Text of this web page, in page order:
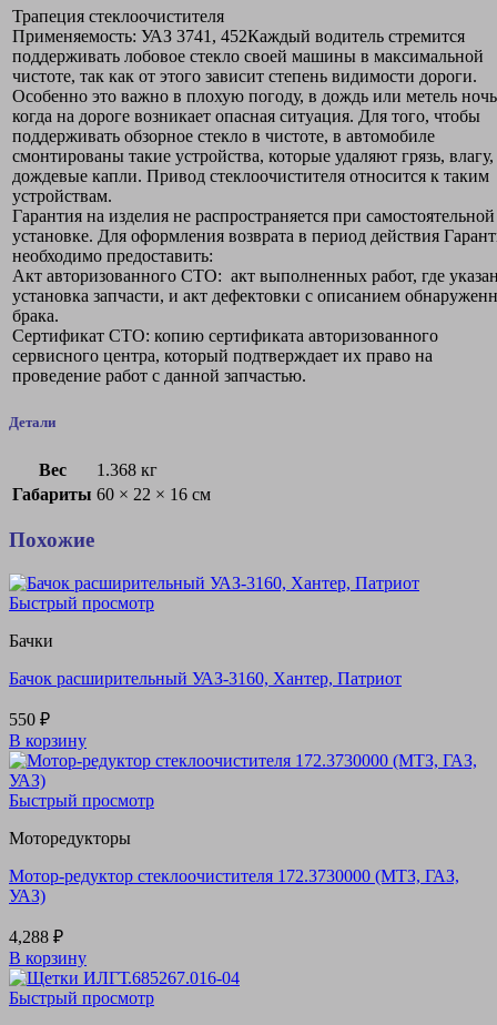
Трапеция стеклоочистителя
Применяемость: УАЗ 3741, 452Каждый водитель стремится
поддерживать лобовое стекло своей машины в максимальной
чистоте, так как от этого зависит степень видимости дороги.
Особенно это важно в плохую погоду, в дождь или метель
когда на дороге возникает опасная ситуация. Для того, чтобы
поддерживать обзорное стекло в чистоте, в автомобиле
смонтированы такие устройства, которые удаляют грязь, влагу,
дождевые капли. Привод стеклоочистителя относится к таким
устройствам.
Гарантия на изделия не распространяется при самостоятельной
установке. Для оформления возврата в период действия
необходимо предоставить:
Акт авторизованного СТО: акт выполненных работ, где
установка запчасти, и акт дефектовки с описанием
брака.
Сертификат СТО: копию сертификата авторизованного
сервисного центра, который подтверждает их право на
проведение работ с данной запчастью.
Детали
Вес
1.368 кг
Габариты 60 × 22 × 16 см
Похожие
Быстрый просмотр
Бачки
Бачок расширительный УАЗ-3160, Хантер, Патриот
550 ₽
В корзину
Быстрый просмотр
Моторедукторы
Мотор-редуктор стеклоочистителя 172.3730000 (МТЗ, ГАЗ,
УАЗ)
4,288 ₽
В корзину
Быстрый просмотр